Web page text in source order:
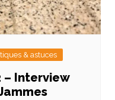
& astuces
– Interview